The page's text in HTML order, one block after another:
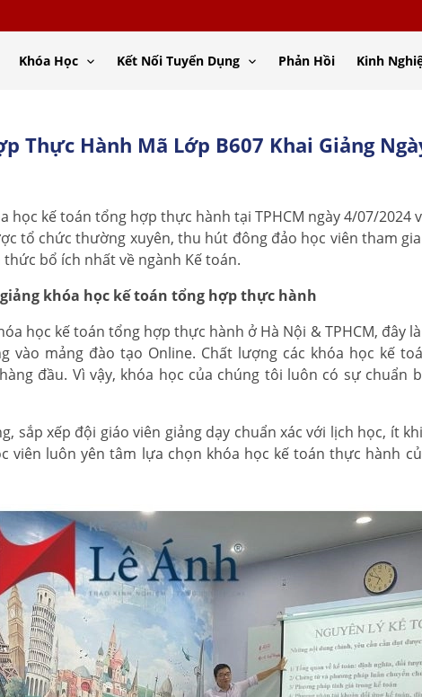
Khóa Học Kết Nối Tuyển Dụng Phản Hồi Kinh
Thực Hành Mã Lớp B607 Khai Giảng
học kế toán tổng hợp thực hành tại TPHCM ngày 4/07/2024
tổ chức thường xuyên, thu hút đông đảo học viên tham
bổ ích nhất về ngành Kế toán.
khóa học kế toán tổng hợp thực hành
học kế toán tổng hợp thực hành ở Hà Nội & TPHCM, đây
vào mảng đào tạo Online. Chất lượng các khóa học kế
đầu. Vì vậy, khóa học của chúng tôi luôn có sự chuẩn
sắp xếp đội giáo viên giảng dạy chuẩn xác với lịch học, ít
viên luôn yên tâm lựa chọn khóa học kế toán thực hành